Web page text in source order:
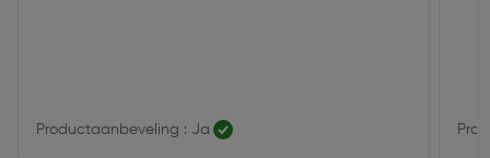
Productaanbeveling : Ja